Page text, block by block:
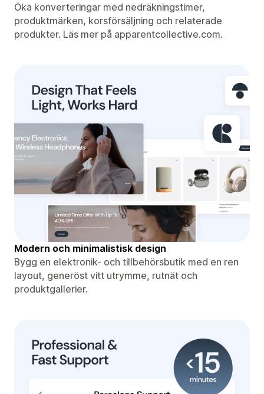
Öka konverteringar med nedräkningstimer,
produktmärken, korsförsäljning och relaterade
produkter. Läs mer på apparentcollective.com.
Modern och minimalistisk design
Bygg en elektronik- och tillbehörsbutik med en ren
layout, generöst vitt utrymme, rutnät och
produktgallerier.